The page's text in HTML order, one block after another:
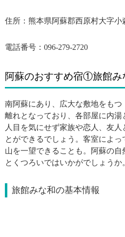
住所：熊本県阿蘇郡西原村大字小
電話番号：096-279-2720
阿蘇のおすすめ宿①旅館み
南阿蘇にあり、広大な敷地をも
離れとなっており、各部屋に内湯
人目を気にせず家族や恋人、友
とができるでしょう。客室によ
山を一望できることも。阿蘇の自
とくつろいではいかがでしょうか
旅館みな和の基本情報